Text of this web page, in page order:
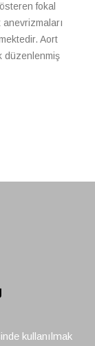
fokal
Aort
düzenlenmiş
kullanılmak